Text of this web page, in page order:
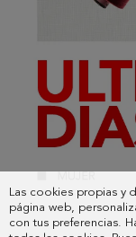
Las cookies propias y
página web,
con tus preferencias.